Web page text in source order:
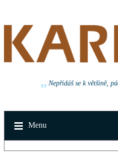
Nepřidáš se k většině,
Menu